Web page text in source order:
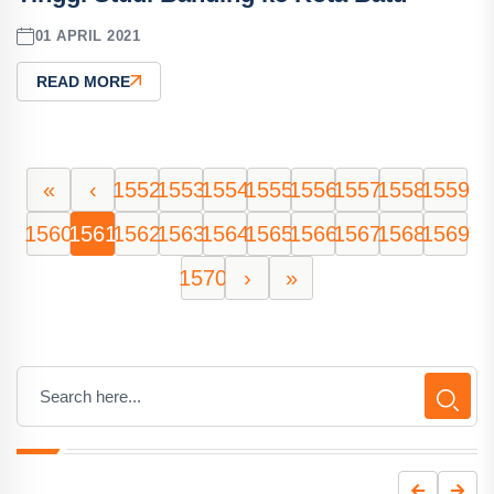
01 APRIL 2021
READ MORE
« ‹ 15521553155415551556155715581559
1560156115621563156415651566156715681569
1570
› »